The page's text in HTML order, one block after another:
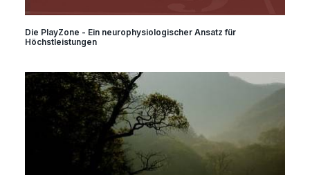
Die PlayZone - Ein neurophysiologischer Ansatz für
Höchstleistungen